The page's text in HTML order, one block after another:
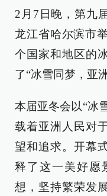
2月7日晚，第九
龙江省哈尔滨市
个国家和地区的
了“冰雪同梦，亚
本届亚冬会以“冰
载着亚洲人民对
望和追求。开幕
释了这一美好愿
想，坚持繁荣发